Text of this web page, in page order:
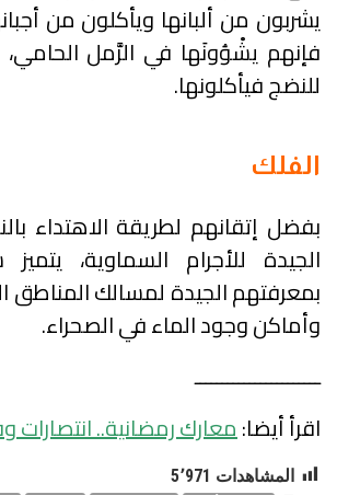
يشربون من ألبانها ويأكلون من
فإنهم يشْوُونَها في الرَّمل
للنضج فيأكلونها.
الفلك
بفضل إتقانهم لطريقة الاهتداء
الجيدة للأجرام السماوية،
بمعرفتهم الجيدة لمسالك المناطق
وأماكن وجود الماء في الصحراء.
ـــــــــــــــــــــــ
اقرأ أيضا:معارك رمضانية.. انتصارات
المشاهدات 5٬971